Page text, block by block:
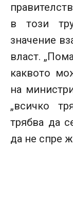
в този
значение
власт.
каквото
на
„всичко
трябва да
да не спре